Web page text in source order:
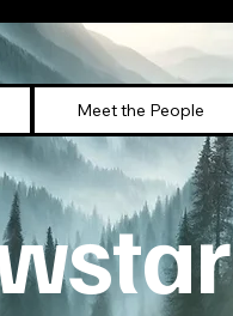
Meet the People